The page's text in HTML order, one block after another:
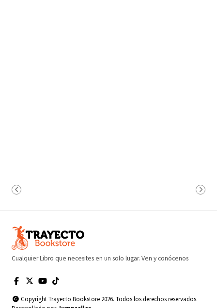
Cualquier Libro que necesites en un solo lugar. Ven y conócenos
Copyright Trayecto Bookstore 2026. Todos los derechos reservados.